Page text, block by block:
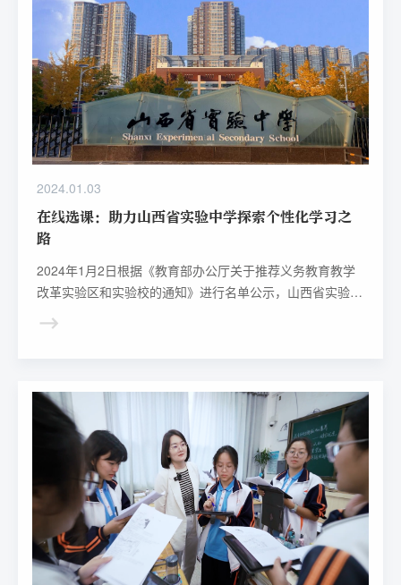
2024.01.03
在线选课：助力山西省实验中学探索个性化学习之
路
2024年1月2日根据《教育部办公厅关于推荐义务教育教学
改革实验区和实验校的通知》进行名单公示，山西省实验中
选课，培养学生的个性化发展和多元化能力，是省实验中学
在推行素质教育过程中重点关注领域。